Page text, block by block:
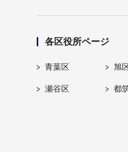
各区役所ページ
青葉区 旭
瀬谷区 都